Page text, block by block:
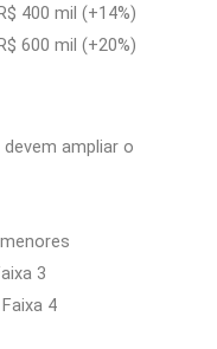
400 mil (+14%)
600 mil (+20%)
ampliar o
3
4